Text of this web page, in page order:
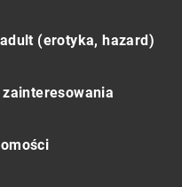
(erotyka, hazard)
zainteresowania